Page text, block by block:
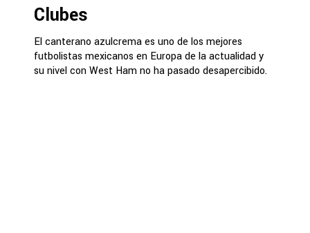
Clubes
El canterano azulcrema es uno de los mejores
futbolistas mexicanos en Europa de la actualidad y
su nivel con West Ham no ha pasado desapercibido.